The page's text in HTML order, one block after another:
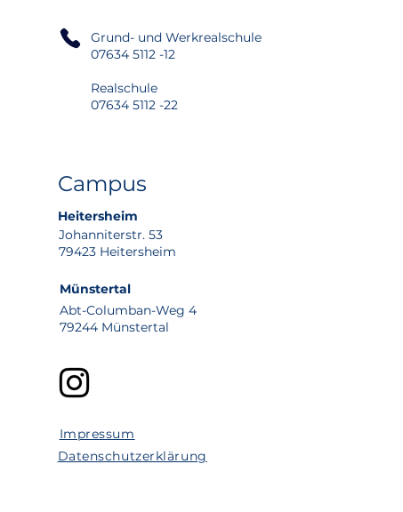
Grund- und Werkrealschule
07634 5112 -12
Realschule
07634 5112 -22
Campus
Heitersheim
Johanniterstr. 53
79423 Heitersheim
Münstertal
Abt-Columban-Weg 4
79244 Münstertal
Impressum
Datenschutzerklärung